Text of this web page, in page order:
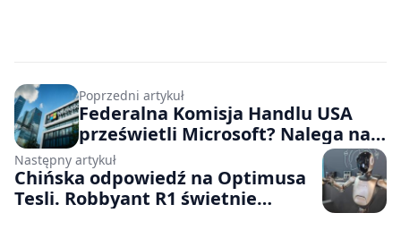
Poprzedni artykuł
Federalna Komisja Handlu USA
prześwietli Microsoft? Nalega na
to jeden z senatorów
Następny artykuł
Chińska odpowiedź na Optimusa
Tesli. Robbyant R1 świetnie